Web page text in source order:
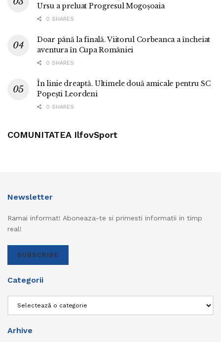
Ursu a preluat Progresul Mogoșoaia
0 SHARES
Doar până la finală. Viitorul Corbeanca a încheiat
aventura în Cupa României
0 SHARES
În linie dreaptă. Ultimele două amicale pentru SC
Popești Leordeni
0 SHARES
COMUNITATEA IlfovSport
Newsletter
Ramai informat! Aboneaza-te si primesti informatii in timp
real!
SUBSCRIBE
Categorii
Arhive